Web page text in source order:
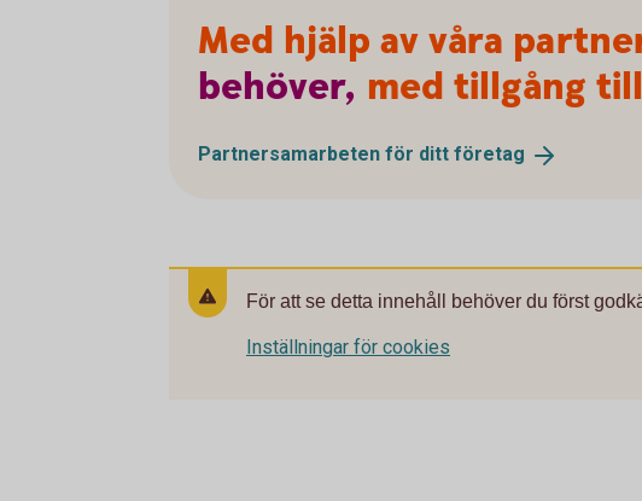
Med hjälp av våra
behöver, med tillgång
Partnersamarbeten för ditt företag
För att se detta innehåll behöver du först
Inställningar för cookies